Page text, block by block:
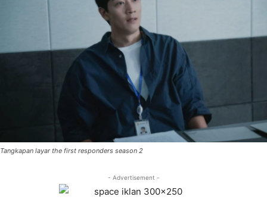
Tangkapan layar the first responders season 2
- Advertisement -